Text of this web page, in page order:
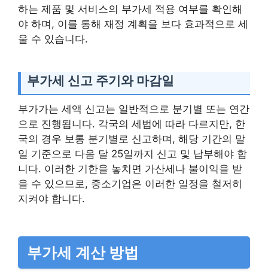
하는 제품 및 서비스의 부가세 적용 여부를 확인해
야 하며, 이를 통해 재정 계획을 보다 효과적으로 세
울 수 있습니다.
부가세 신고 주기와 마감일
부가가는 세액 신고는 일반적으로 분기별 또는 연간
으로 진행됩니다. 각국의 세법에 따라 다르지만, 한
국의 경우 보통 분기별로 신고하며, 해당 기간의 말
일 기준으로 다음 달 25일까지 신고 및 납부해야 합
니다. 이러한 기한을 놓치면 가산세나 불이익을 받
을 수 있으므로, 중소기업은 이러한 일정을 철저히
지켜야 합니다.
부가세 계산 방법